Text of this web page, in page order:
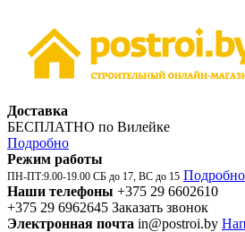
Доставка
БЕСПЛАТНО по Вилейке
Подробно
Режим работы
ПН-ПТ:9.00-19.00 СБ до 17, ВС до 15 Подробно
Наши телефоны +375 29 6602610
+375 29 6962645 Заказать звонок
Электронная почта in@postroi.by